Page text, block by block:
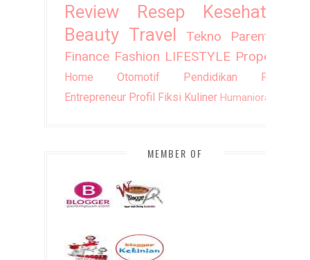
Review Resep
Kesehatan
Beauty Travel Tekno
Parenting
Finance Fashion LIFESTYLE Property
Home Otomotif Pendidikan
Puisi
Entrepreneur Profil Fiksi Kuliner Humaniora
MEMBER OF